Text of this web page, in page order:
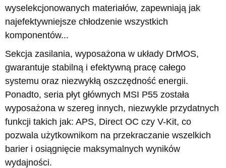
wyselekcjonowanych materiałów, zapewniają jak
najefektywniejsze chłodzenie wszystkich
komponentów...
Sekcja zasilania, wyposażona w układy DrMOS,
gwarantuje stabilną i efektywną pracę całego
systemu oraz niezwykłą oszczędność energii.
Ponadto, seria płyt głównych MSI P55 została
wyposażona w szereg innych, niezwykle przydatnych
funkcji takich jak: APS, Direct OC czy V-Kit, co
pozwala użytkownikom na przekraczanie wszelkich
barier i osiągnięcie maksymalnych wyników
wydajności.